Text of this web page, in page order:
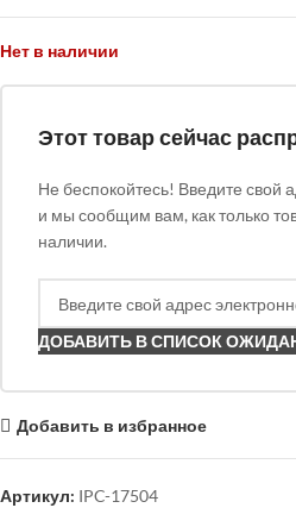
Нет в наличии
Этот товар сейчас
Не беспокойтесь! Введите свой
и мы сообщим вам, как только
наличии.
ДОБАВИТЬ В СПИСОК
Добавить в избранное
Артикул: IPC-17504